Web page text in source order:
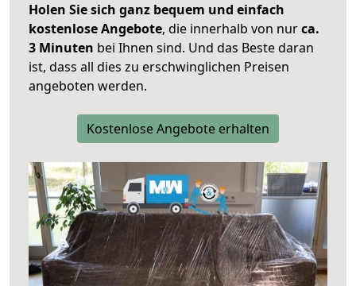
Holen Sie sich ganz bequem und einfach
kostenlose Angebote, die innerhalb von nurca.
3 Minuten bei Ihnen sind. Und das Beste daran
ist, dass all dies zu erschwinglichen Preisen
angeboten werden.
Kostenlose Angebote erhalten